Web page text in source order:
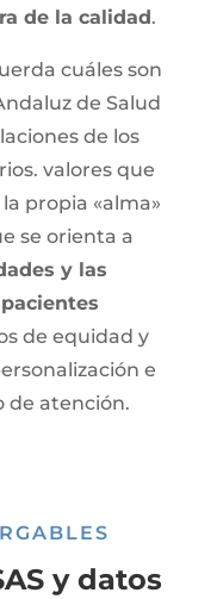
de la calidad .
cuáles son
de Salud
de los
valores que
propia «alma»
se orienta a
y las
de equidad y
e
de atención.
y datos